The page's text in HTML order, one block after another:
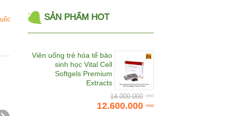
Bemax
Bewel
Bhmed
SẢN PHẨM HOT
Viên uống trẻ hóa tế bào
sinh học Vital Cell
Softgels Premium
Extracts
14.000.000
12.600.000